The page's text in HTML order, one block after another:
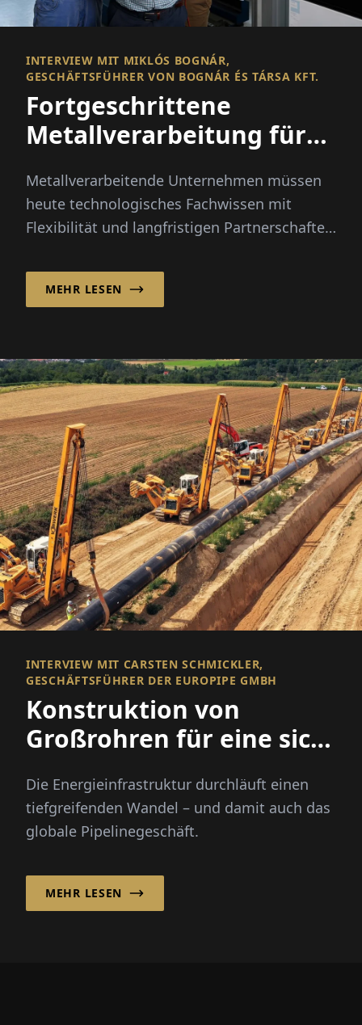
INTERVIEW MIT MIKLÓS BOGNÁR,
GESCHÄFTSFÜHRER VON BOGNÁR ÉS TÁRSA KFT.
Fortgeschrittene
Metallverarbeitung für
Metallverarbeitende Unternehmen müssen
heute technologisches Fachwissen mit
Flexibilität und langfristigen Partnerschaften
Märkten wettbewerbsfähig zu bleiben.
MEHR LESEN
INTERVIEW MIT CARSTEN SCHMICKLER,
GESCHÄFTSFÜHRER DER EUROPIPE GMBH
Konstruktion von
Großrohren für eine sich
Energielandschaft
Die Energieinfrastruktur durchläuft einen
tiefgreifenden Wandel – und damit auch das
globale Pipelinegeschäft.
MEHR LESEN